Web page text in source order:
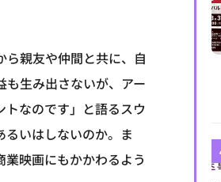
親友や仲間と共に、自
生み出さないが、アー
トなのです」と語るスウ
いはしないのか。ま
映画にもかかわるよう